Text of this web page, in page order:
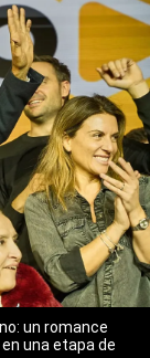
un romance
una etapa de